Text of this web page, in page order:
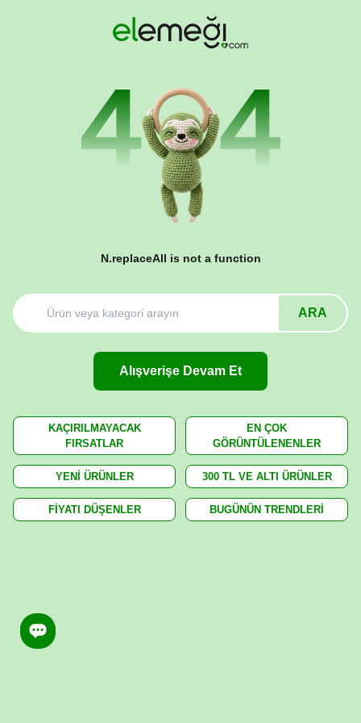
N.replaceAll is not a function
ARA
Alışverişe Devam Et
KAÇIRILMAYACAK
FIRSATLAR
EN ÇOK
GÖRÜNTÜLENENLER
YENİ ÜRÜNLER 300 TL VE ALTI ÜRÜNLER
FİYATI DÜŞENLER BUGÜNÜN TRENDLERİ